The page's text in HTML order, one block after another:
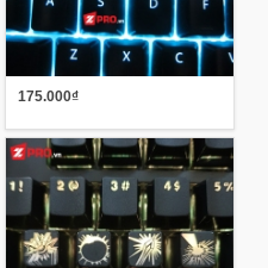
175.000₫